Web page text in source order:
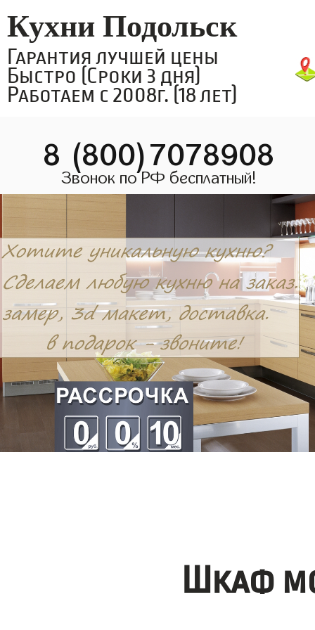
Кухни Подольск
Гарантия лучшей цены
Быстро (Сроки 3 дня)
Работаем с 2008г. (18 лет)
8 (800)7078908
Звонок по РФ бесплатный!
Шкаф